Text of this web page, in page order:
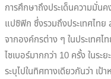
การศึกษาถึงประเด็นความมั่นค
แปซิฟิก ซึ่งรวมถึงประเทศไท
จากองค์กรต่าง ๆ ในประเทศ
ไซเบอร์มากกว่า 10 ครั้ง ในร
ระบุไปในทิศทางเดียวกันว่า เ